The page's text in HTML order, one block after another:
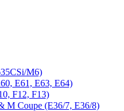
M6)
E61, E63, E64)
F12, F13)
M Coupe (E36/7, E36/8)